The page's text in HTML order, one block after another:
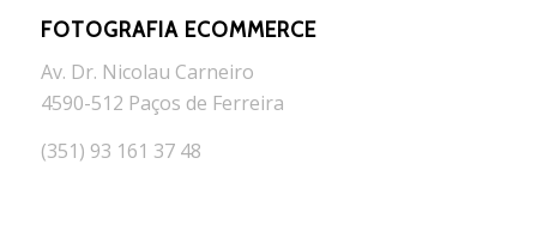
FOTOGRAFIA ECOMMERCE
Av. Dr. Nicolau Carneiro
4590-512 Paços de Ferreira
(351) 93 161 37 48